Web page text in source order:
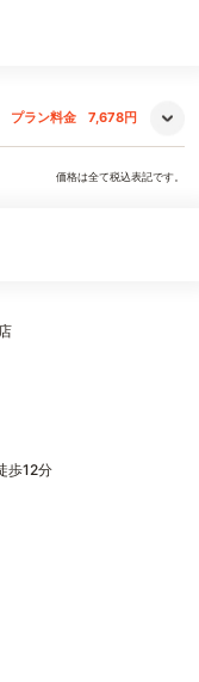
プラン料金 7,678円
価格は全て税込表記です。
歩12分